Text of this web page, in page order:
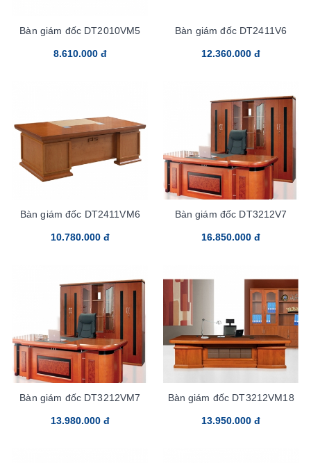
Bàn giám đốc DT2010VM5
8.610.000 đ
Bàn giám đốc DT2411V6
12.360.000 đ
Bàn giám đốc DT2411VM6
10.780.000 đ
Bàn giám đốc DT3212V7
16.850.000 đ
Bàn giám đốc DT3212VM7
13.980.000 đ
Bàn giám đốc DT3212VM18
13.950.000 đ